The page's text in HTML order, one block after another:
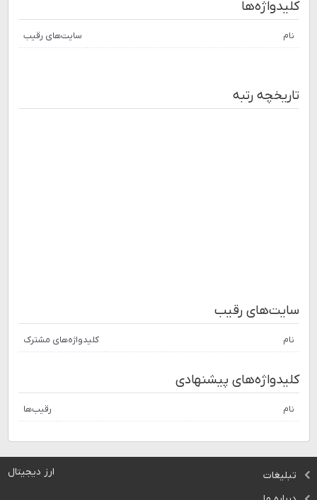
کلیدواژه‌ها
نام سایت‌های رقیب
تاریخچه رتبه
سایت‌های رقیب
نام کلیدواژه‌های مشترک
کلیدواژه‌های پیشنهادی
نام رقیب‌ها
ارز دیجیتال
تبلیغات